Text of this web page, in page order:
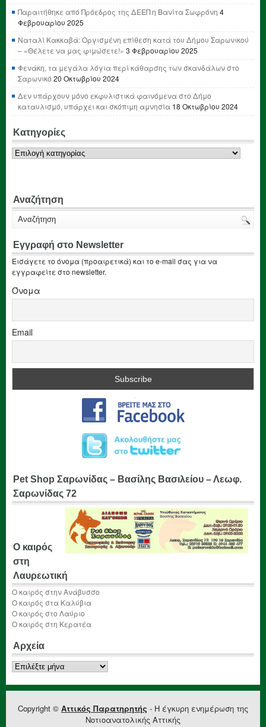
Παραιτήθηκε από Πρόεδρος της ΔΕΕΠ η Βανίτα Σωφρόνη 4
Φεβρουαρίου 2025
Ναταλί Κακκαβά: Οργισμένη επίθεση κατά του Δήμου Σαρωνικού
– «Θέλετε να μας φιμώσετε!» 3 Φεβρουαρίου 2025
Φενάκη, τα μεγάλα λόγια περί κάθαρσης των σκανδάλων στο
Σαρωνικό 20 Οκτωβρίου 2024
Δεν υπάρχουν μόνο εκφυλιστικά φαινόμενα στο Δήμο
καταυλισμό, υπάρχει και σκόπιμη αμνησία 18 Οκτωβρίου 2024
Κατηγορίες
Κατηγορίες
Αναζήτηση
Εγγραφή στο Newsletter
Εισάγετε το όνομα (προαιρετικά) και το e-mail σας για να
εγγραφείτε στο newsletter.
Όνομα
Email
Pet Shop Σαρωνίδας – Βασίλης Βασιλείου – Λεωφ.
Σαρωνίδας 72
Ο καιρός
στη
Λαυρεωτική
Ο καιρός στην Ανάβυσσο
Ο καιρός στα Καλύβια
Ο καιρός στο Λαύριο
Ο καιρός στη Κερατέα
Αρχεία
Αρχεία
Copyright © Αττικός Παρατηρητής - Η έγκυρη ενημέρωση της
Νοτιοανατολικής Αττικής